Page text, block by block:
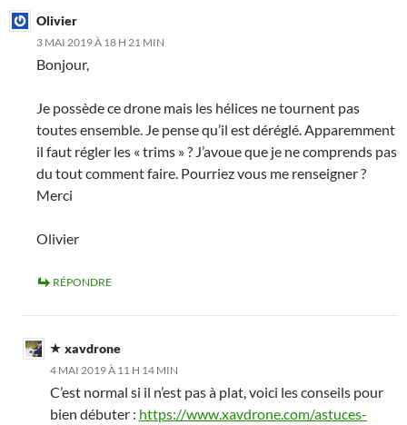
Olivier
3 MAI 2019 À 18 H 21 MIN
Bonjour,
Je possède ce drone mais les hélices ne tournent pas
toutes ensemble. Je pense qu’il est déréglé. Apparemment
il faut régler les « trims » ? J’avoue que je ne comprends pas
du tout comment faire. Pourriez vous me renseigner ?
Merci
Olivier
RÉPONDRE
xavdrone
4 MAI 2019 À 11 H 14 MIN
C’est normal si il n’est pas à plat, voici les conseils pour
bien débuter : https://www.xavdrone.com/astuces-